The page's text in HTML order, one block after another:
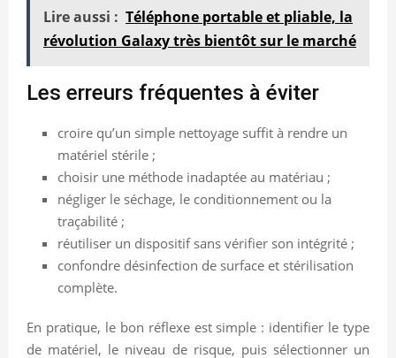
Lire aussi : Téléphone portable et pliable, la
révolution Galaxy très bientôt sur le marché
Les erreurs fréquentes à éviter
croire qu’un simple nettoyage suffit à rendre un
matériel stérile ;
choisir une méthode inadaptée au matériau ;
négliger le séchage, le conditionnement ou la
traçabilité ;
réutiliser un dispositif sans vérifier son intégrité ;
confondre désinfection de surface et stérilisation
complète.
En pratique, le bon réflexe est simple : identifier le type
de matériel, le niveau de risque, puis sélectionner un